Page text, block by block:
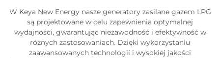
W Keya New Energy nasze generatory zasilane gazem LPG
są projektowane w celu zapewnienia optymalnej
wydajności, gwarantując niezawodność i efektywność w
różnych zastosowaniach. Dzięki wykorzystaniu
zaawansowanych technologii i wysokiej jakości